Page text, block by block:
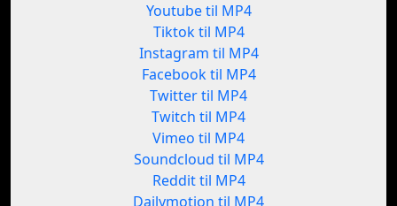
Youtube til MP4
Tiktok til MP4
Instagram til MP4
Facebook til MP4
Twitter til MP4
Twitch til MP4
Vimeo til MP4
Soundcloud til MP4
Reddit til MP4
Dailymotion til MP4